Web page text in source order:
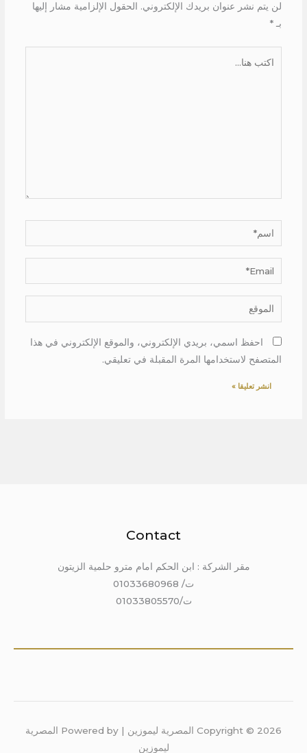
لن يتم نشر عنوان بريدك الإلكتروني. الحقول الإلزامية مشار إليها
بـ *
اسم*
Email*
الموقع
احفظ اسمي، بريدي الإلكتروني، والموقع الإلكتروني في هذا
المتصفح لاستخدامها المرة المقبلة في تعليقي.
Contact
مقر الشركة : ابن الحكم امام مترو حلمية الزيتون
ت/ 01033680968
ت/01033805570
Copyright © 2026 المصرية ليموزين | Powered by المصرية
ليموزين